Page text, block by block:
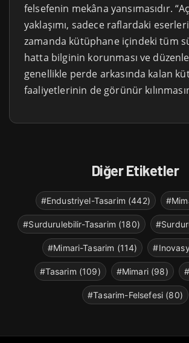
felsefenin mekâna yansımasıdır.
yaklaşımı, sadece raflardaki
zamanda kütüphane içindeki tüm
hatta bilginin korunması ve
genellikle perde arkasında kalan
faaliyetlerinin de görünür
Diğer Etiketler
#Endustriyel-Tasarim (442)
#Surdurulebilir-Tasarim (180)
#Mimari-Tasarim (114)
#Tasarim (109) #Mimari (98)
#Tasarim-Felsefesi (80)